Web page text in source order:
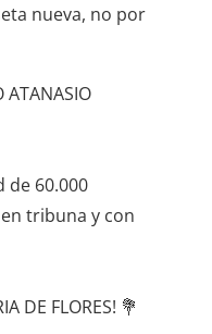
nueva, no por
ATANASIO
de 60.000
tribuna y con
DE FLORES! 💐